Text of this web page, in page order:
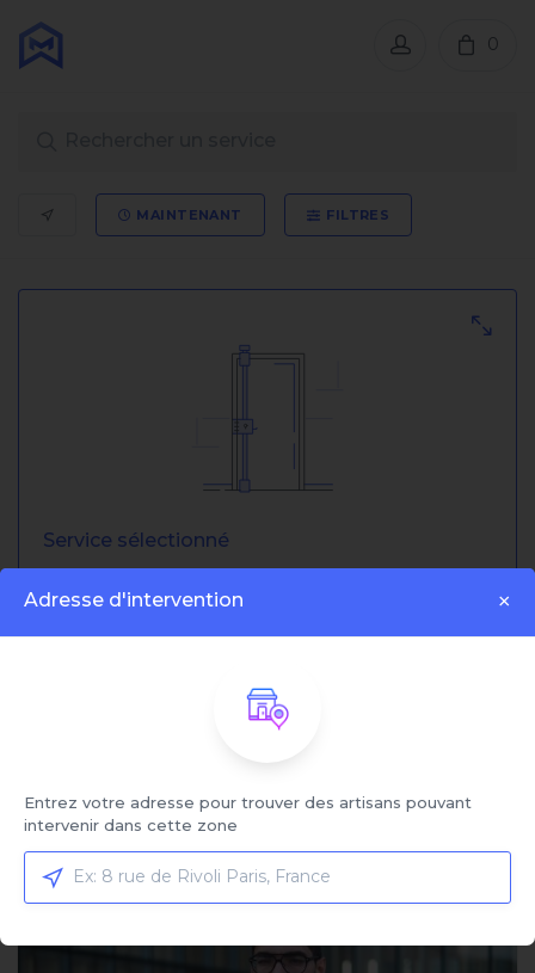
Adresse d'intervention ×
Entrez votre adresse pour trouver des artisans pouvant
intervenir dans cette zone
0
MAINTENANT FILTRES
Service sélectionné
multipoints
Cliquez ici pour sélectionner votre service et
Affiché:1 - 4 sur 4 artisans